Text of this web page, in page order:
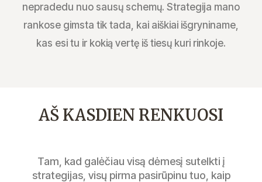
nepradedu nuo sausų schemų. Strategija mano
rankose gimsta tik tada, kai aiškiai išgryniname,
kas esi tu ir kokią vertę iš tiesų kuri rinkoje.
AŠ KASDIEN RENKUOSI
Tam, kad galėčiau visą dėmesį sutelkti į
strategijas, visų pirma pasirūpinu tuo, kaip